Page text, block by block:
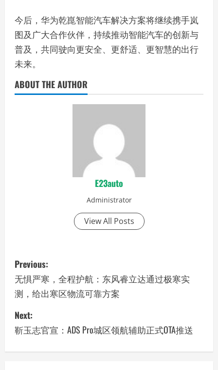
今后，华为乾崑智能汽车解决方案将继续携手岚
图及广大合作伙伴，持续推动智能汽车的创新与
普及，共同驶向更安全、更舒适、更智慧的出行
未来。
ABOUT THE AUTHOR
E23auto
Administrator
View All Posts
P
o
s
t
n
Previous:
无惧严寒，全程护航：东风睿立达通过极寒实
测，给出寒区物流可靠方案
Next:
靳玉志官宣：ADS Pro城区领航辅助正式OTA推送